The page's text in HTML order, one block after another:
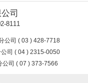
司
8111
公司 ( 03 ) 428-7718
公司 ( 04 ) 2315-0050
公司 ( 07 ) 373-7566